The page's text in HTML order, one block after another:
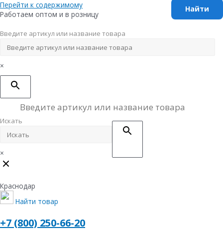
Перейти к содержимому
Работаем оптом и в розницу
Введите артикул или название товара
×
Искать
×
Краснодар
Найти товар
+7 (800) 250-66-20